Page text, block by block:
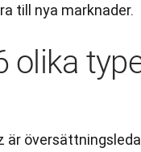
till nya marknader.
olika
är